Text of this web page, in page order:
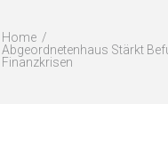
Home
Abgeordnetenhaus Stärkt
Finanzkrisen